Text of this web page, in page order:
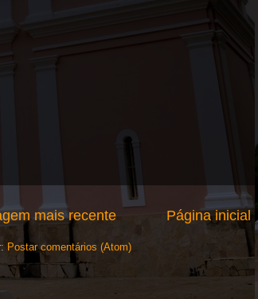
mais recente Página inicial
Postar comentários (Atom)